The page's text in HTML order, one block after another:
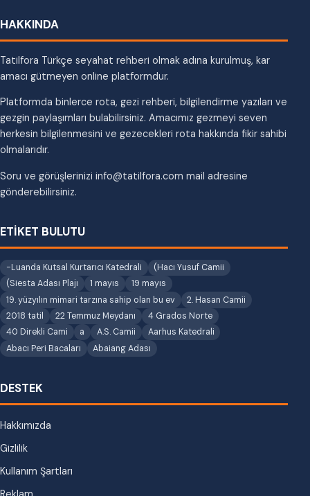
HAKKINDA
Tatilfora Türkçe seyahat rehberi olmak adına kurulmuş, kar
amacı gütmeyen online platformdur.
Platformda binlerce rota, gezi rehberi, bilgilendirme yazıları ve
gezgin paylaşımları bulabilirsiniz. Amacımız gezmeyi seven
herkesin bilgilenmesini ve gezecekleri rota hakkında fikir sahibi
olmalarıdır.
Soru ve görüşlerinizi info@tatilfora.com mail adresine
gönderebilirsiniz.
ETİKET BULUTU
-Luanda Kutsal Kurtarıcı Katedrali
(Hacı Yusuf Camii
(Siesta Adası Plajı
1 mayıs
19 mayıs
19. yüzyılın mimari tarzına sahip olan bu ev
2. Hasan Camii
2018 tatil
22 Temmuz Meydanı
4 Grados Norte
40 Direkli Cami
a A.S. Camii
Aarhus Katedrali
Abacı Peri Bacaları
Abaiang Adası
DESTEK
Hakkımızda
Gizlilik
Kullanım Şartları